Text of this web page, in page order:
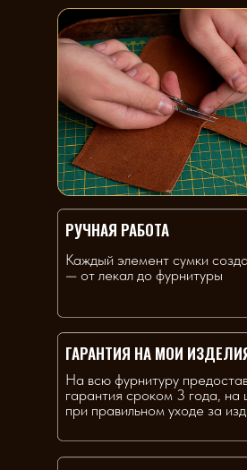
РУЧНАЯ РАБОТА
Каждый элемент сумки
— от лекал до фурнитуры
На всю фурнитуру
гарантия сроком 3 года,
при правильном уходе за
ГАРАНТИЯ НА МОИ